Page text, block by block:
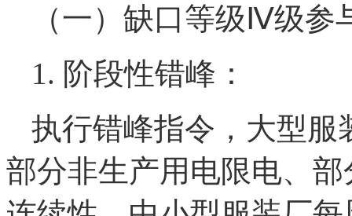
（一）缺口等级Ⅳ级参
1. 阶段性错峰：
执行错峰指令，大型服
部分非生产用电限电、